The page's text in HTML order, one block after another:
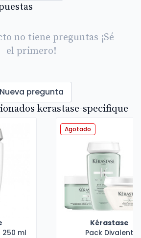
no tiene preguntas ¡Sé
el primero!
Nueva pregunta
kerastase-specifique
250 ml
Agotado
Kérastase
Pack Divalent